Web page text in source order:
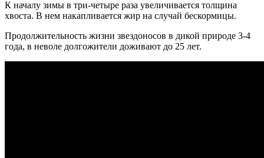
К началу зимы в три-четыре раза увеличивается толщина
хвоста. В нем накапливается жир на случай бескормицы.
Продолжительность жизни звездоносов в дикой природе 3-4
года, в неволе долгожители доживают до 25 лет.